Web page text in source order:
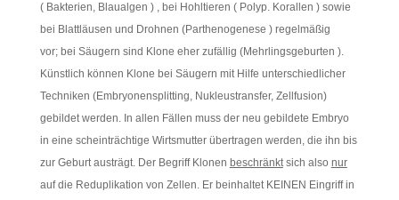
( Bakterien, Blaualgen ) , bei Hohltieren ( Polyp. Korallen ) sowie
bei Blattläusen und Drohnen (Parthenogenese ) regelmäßig
vor; bei Säugern sind Klone eher zufällig (Mehrlingsgeburten ).
Künstlich können Klone bei Säugern mit Hilfe unterschiedlicher
Techniken (Embryonensplitting, Nukleustransfer, Zellfusion)
gebildet werden. In allen Fällen muss der neu gebildete Embryo
in eine scheinträchtige Wirtsmutter übertragen werden, die ihn bis
zur Geburt austrägt. Der Begriff Klonen beschränktsich also nur
auf die Reduplikation von Zellen. Er beinhaltet KEINEN Eingriff in